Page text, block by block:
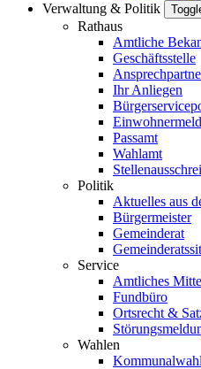
Verwaltung & Politik
Rathaus
Amtliche
Geschäftsstelle
Ihr Anliegen
Passamt
Wahlamt
Politik
Aktuelles aus
Bürgermeister
Gemeinderat
Service
Amtliches
Fundbüro
Ortsrecht &
Wahlen